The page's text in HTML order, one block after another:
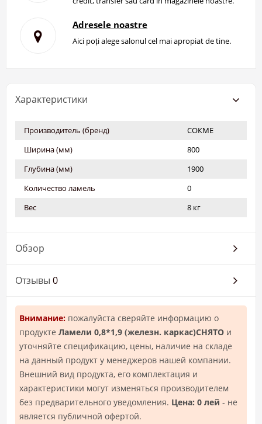
Adresele noastre
Aici poți alege salonul cel mai apropiat de tine.
Характеристики
Производитель (бренд)
СОКМЕ
Ширина (мм)
800
Глубина (мм)
1900
Количество ламель
0
Вес
8 кг
Обзор
Отзывы 0
Внимание: пожалуйста сверяйте информацию о
продукте Ламели 0,8*1,9 (железн. каркас)СНЯТО и
уточняйте спецификацию, цены, наличие на складе
на данный продукт у менеджеров нашей компании.
Внешний вид продукта, его комплектация и
характеристики могут изменяться производителем
без предварительного уведомления. Цена: 0 лей - не
является публичной офертой.